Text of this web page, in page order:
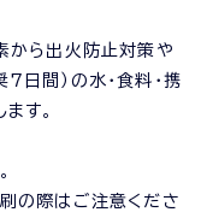
から出火防止対策や
日間）の水・食料・携
す。
刷の際はご注意くださ